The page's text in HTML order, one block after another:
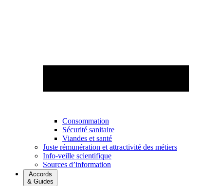
Consommation
Sécurité sanitaire
Viandes et santé
Juste rémunération et attractivité des métiers
Info-veille scientifique
Sources d’information
Accords
& Guides